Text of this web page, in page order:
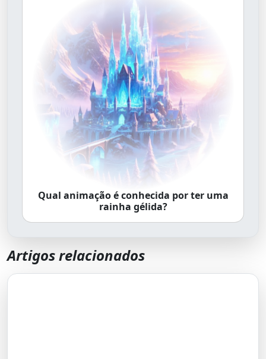
Qual animação é conhecida por ter uma
rainha gélida?
Artigos relacionados